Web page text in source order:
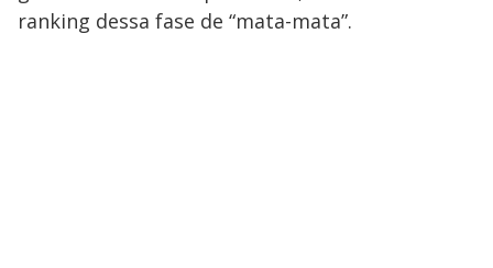
ranking dessa fase de “mata-mata”.